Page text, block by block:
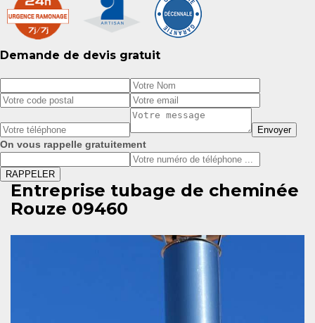
Demande de devis gratuit
On vous rappelle gratuitement
Entreprise tubage de cheminée
Rouze 09460